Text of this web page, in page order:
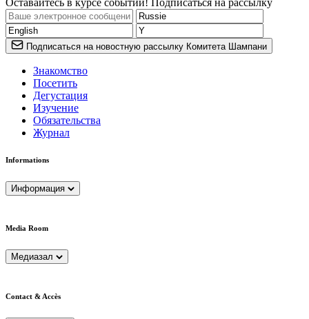
Подписаться на новостную рассылку Комитета Шампани
Знакомство
Посетить
Дегустация
Изучение
Обязательства
Журнал
Informations
Информация
Media Room
Медиазал
Contact & Accès